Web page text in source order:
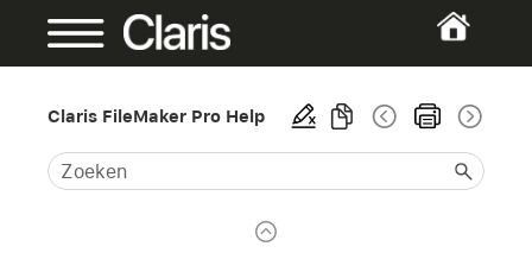
Claris FileMaker Pro Help